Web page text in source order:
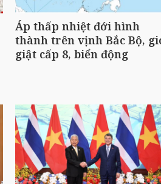
Áp thấp nhiệt đới hình
thành trên vịnh Bắc Bộ,
giật cấp 8, biển động